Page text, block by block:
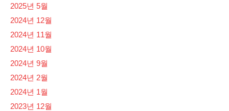
2025년 5월
2024년 12월
2024년 11월
2024년 10월
2024년 9월
2024년 2월
2024년 1월
2023년 12월